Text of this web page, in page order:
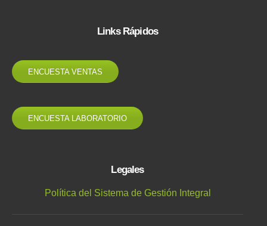
Links Rápidos
ENCUESTA VENTAS
ENCUESTA LABORATORIO
Legales
Política del Sistema de Gestión Integral